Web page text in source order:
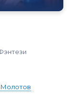
Молотов